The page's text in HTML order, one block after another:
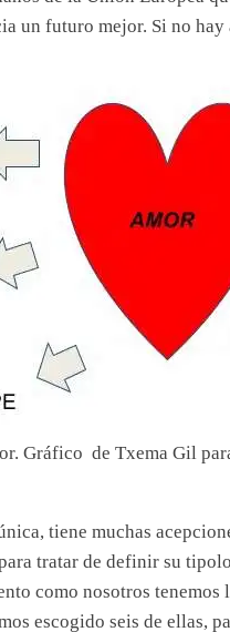
un futuro mejor. Si no hay
Gráfico de Txema Gil
tiene muchas
tratar de definir su
como nosotros tenemos
escogido seis de ellas,